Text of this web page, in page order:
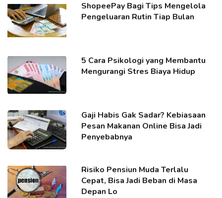
ShopeePay Bagi Tips Mengelola
Pengeluaran Rutin Tiap Bulan
5 Cara Psikologi yang Membantu
Mengurangi Stres Biaya Hidup
Gaji Habis Gak Sadar? Kebiasaan
Pesan Makanan Online Bisa Jadi
Penyebabnya
Risiko Pensiun Muda Terlalu
Cepat, Bisa Jadi Beban di Masa
Depan Lo